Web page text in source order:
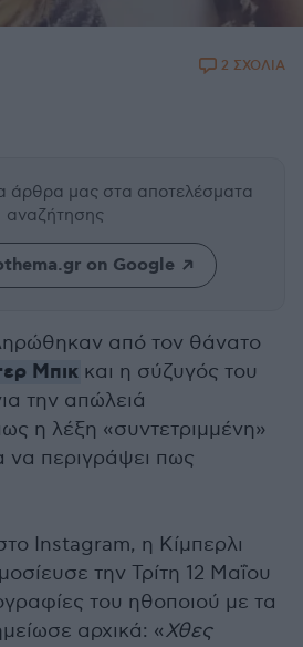
2 ΣΧΟΛΙΑ
άρθρα μας στα αποτελέσματα
αναζήτησης
on Google
από τον θάνατο
Μπικ και η σύζυγός του
την απώλειά
η λέξη «συντετριμμένη»
να περιγράψει πως
Instagram, η Κίμπερλι
την Τρίτη 12 Μαΐου
του ηθοποιού με τα
αρχικά: «Χθες